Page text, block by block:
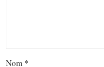
Nom *